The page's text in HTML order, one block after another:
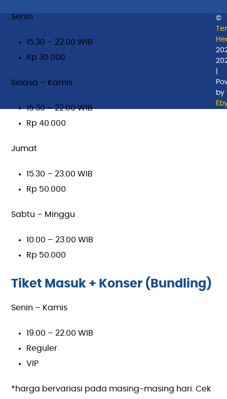
Senin
15.30 – 22.00 WIB
Rp 30.000
Selasa – Kamis
15.30 – 22.00 WIB
Rp 40.000
Jumat
15.30 – 23.00 WIB
Rp 50.000
Sabtu – Minggu
10.00 – 23.00 WIB
Rp 50.000
Tiket Masuk + Konser (Bundling)
Senin – Kamis
19.00 – 22.00 WIB
Reguler
VIP
*harga bervariasi pada masing-masing hari. Cek
©
by